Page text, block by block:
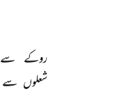
روکے سے
شعلوں سے